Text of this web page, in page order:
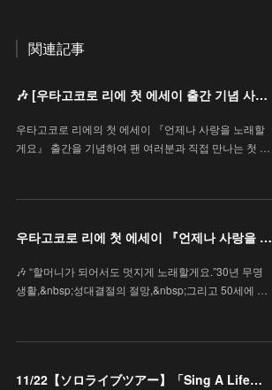
関連記事
🎶 [우타고코로 리에 첫 에세이 출간 기념 사인회 안내 / 歌心りえ 初エッセイ出版記念サイン会のお知らせ]
우타고코로 리에의 첫 에세이 『언제나 사랑을 노래할
게요』 출간을 기념하여 팬 여러분과 직접 만나는 첫 …
우타고코로 리에 첫 에세이 『언제나 사랑을 노래할게요』
🎶 “할머니가 되어서도 멋지게 노래할게요.”30년 무명
생활,&nbsp;성대결절의 절망,&nbsp;그리고 50세에 …
11/22【ソロライブツアー】「Sing A Life」石川 金沢歌劇座